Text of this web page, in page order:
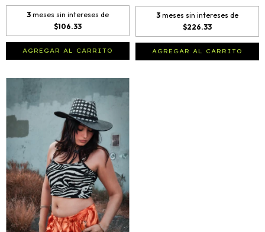
3 meses sin intereses de
$106.33
AGREGAR AL CARRITO
3 meses sin intereses de
$226.33
AGREGAR AL CARRITO